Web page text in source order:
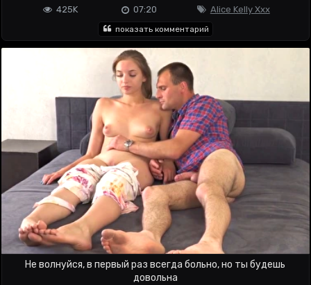
Alice Kelly Xxx
07:20
425K
показать комментарий
Не волнуйся, в первый раз всегда больно, но ты будешь
довольна